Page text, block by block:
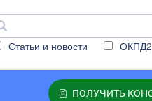
Статьи и новости
ОКПД2
ПОЛУЧИТЬ